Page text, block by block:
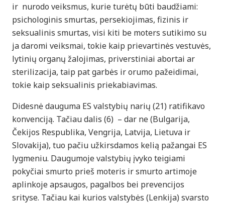
ir nurodo veiksmus, kurie turėtų būti baudžiami:
psichologinis smurtas, persekiojimas, fizinis ir
seksualinis smurtas, visi kiti be moters sutikimo su
ja daromi veiksmai, tokie kaip prievartinės vestuvės,
lytinių organų žalojimas, priverstiniai abortai ar
sterilizacija, taip pat garbės ir orumo pažeidimai,
tokie kaip seksualinis priekabiavimas.
Didesnė dauguma ES valstybių narių (21) ratifikavo
konvenciją. Tačiau dalis (6) – dar ne (Bulgarija,
Čekijos Respublika, Vengrija, Latvija, Lietuva ir
Slovakija), tuo pačiu užkirsdamos kelią pažangai ES
lygmeniu. Daugumoje valstybių įvyko teigiami
pokyčiai smurto prieš moteris ir smurto artimoje
aplinkoje apsaugos, pagalbos bei prevencijos
srityse. Tačiau kai kurios valstybės (Lenkija) svarsto